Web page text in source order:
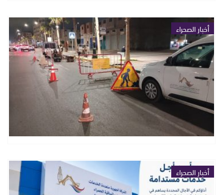
أخبار الصحراء
أخبار الصحراء